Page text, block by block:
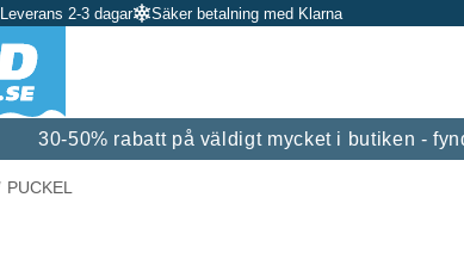
Leverans 2-3 dagar Säker betalning med Klarna
30-50% rabatt på väldigt mycket i butiken -
PUCKEL